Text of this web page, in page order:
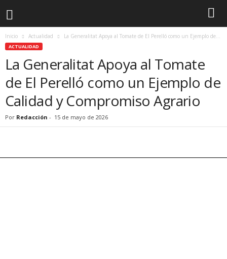
Inicio Actualidad La Generalitat Apoya al Tomate de El Perelló como un Ejemplo de...
ACTUALIDAD
La Generalitat Apoya al Tomate
de El Perelló como un Ejemplo de
Calidad y Compromiso Agrario
Por Redacción - 15 de mayo de 2026